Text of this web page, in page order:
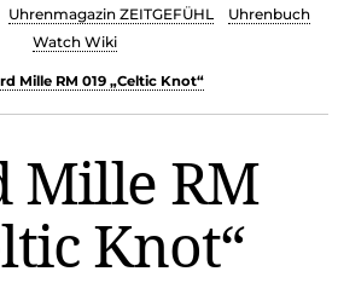
Uhrenmagazin ZEITGEFÜHL
Uhrenbuch
Watch Wiki
Mille RM 019 „Celtic Knot“
Mille RM
Knot“